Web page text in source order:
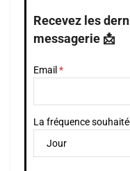
Recevez les
messagerie 📩
Email
La fréquence